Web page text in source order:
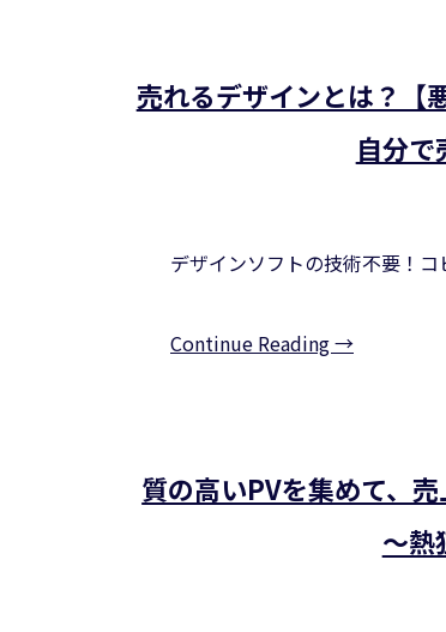
売れるデザインとは？【
自分
デザインソフトの技術不要！コ
Continue Reading →
質の高いPVを集めて、
～熱